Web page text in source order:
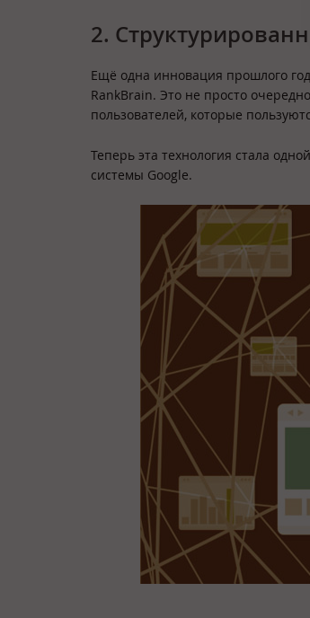
2.
Ещё одна инновация прошлого
RankBrain. Это не просто
пользователей, которые
Теперь эта технология стала
системы Google.